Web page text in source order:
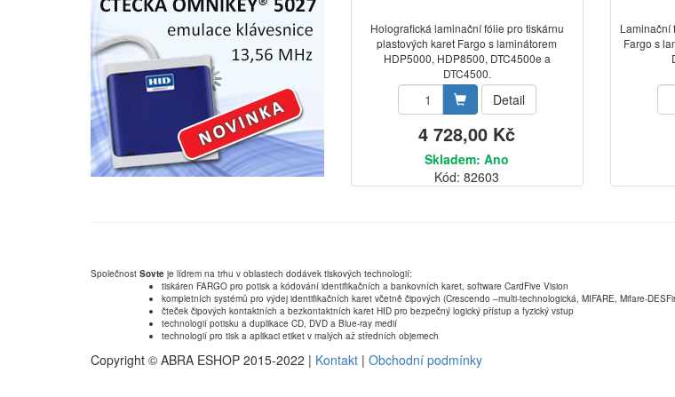
Holografická laminační fólie pro tiskárnu
plastových karet Fargo s laminátorem
HDP5000, HDP8500, DTC4500e a
DTC4500.
Detail
4 728,00 Kč
Skladem: Ano
Kód: 82603
Laminační
Fargo s
Společnost Sovte je lídrem na trhu v oblastech dodávek tiskových technologií:
tiskáren FARGO pro potisk a kódování identifikačních a bankovních karet, software CardFive Vision
kompletních systémů pro výdej identifikačních karet včetně čipových (Crescendo –multi-technologická, MIFARE, Mifare-
čteček čipových kontaktních a bezkontaktních karet HID pro bezpečný logický přístup a fyzický vstup
technologií potisku a duplikace CD, DVD a Blue-ray medií
technologií pro tisk a aplikaci etiket v malých až středních objemech
Copyright © ABRA ESHOP 2015-2022 | Kontakt | Obchodní podmínky